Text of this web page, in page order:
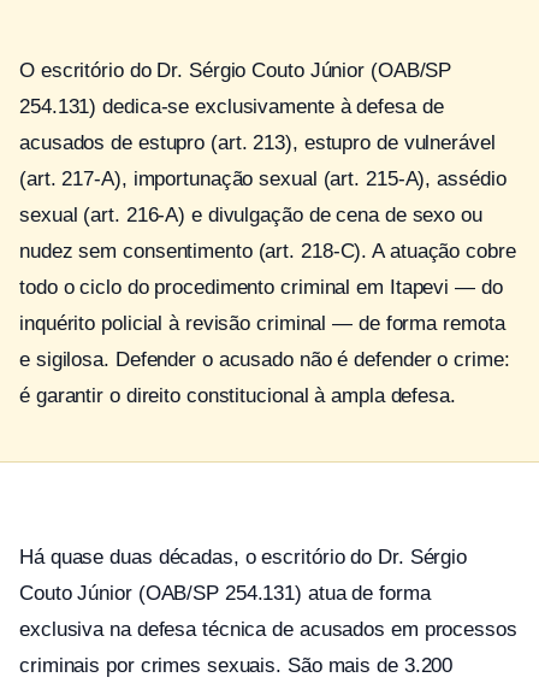
O escritório do Dr. Sérgio Couto Júnior (OAB/SP
254.131) dedica-se exclusivamente à defesa de
acusados de estupro (art. 213), estupro de vulnerável
(art. 217-A), importunação sexual (art. 215-A), assédio
sexual (art. 216-A) e divulgação de cena de sexo ou
nudez sem consentimento (art. 218-C). A atuação cobre
todo o ciclo do procedimento criminal em Itapevi — do
inquérito policial à revisão criminal — de forma remota
e sigilosa. Defender o acusado não é defender o crime:
é garantir o direito constitucional à ampla defesa.
Há quase duas décadas, o escritório do Dr. Sérgio
Couto Júnior (OAB/SP 254.131) atua de forma
exclusiva na defesa técnica de acusados em processos
criminais por crimes sexuais. São mais de 3.200